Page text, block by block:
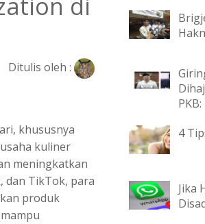
Ditulis oleh :
khususnya
kuliner
meningkatkan
dan TikTok, para
produk
4
Jika